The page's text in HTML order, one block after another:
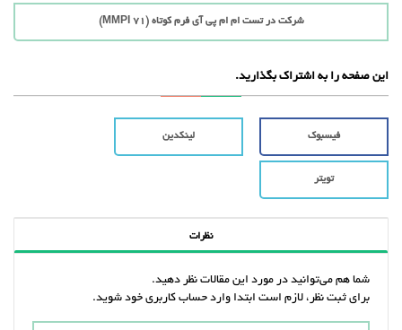
شرکت در تست ام ام پی آی فرم کوتاه (71 MMPI)
این صفحه را به اشتراک بگذارید.
فیسبوک لینکدین
تویتر
نظرات
شما هم می‌توانید در مورد این مقالات نظر دهید.
برای ثبت نظر، لازم است ابتدا وارد حساب کاربری خود شوید.